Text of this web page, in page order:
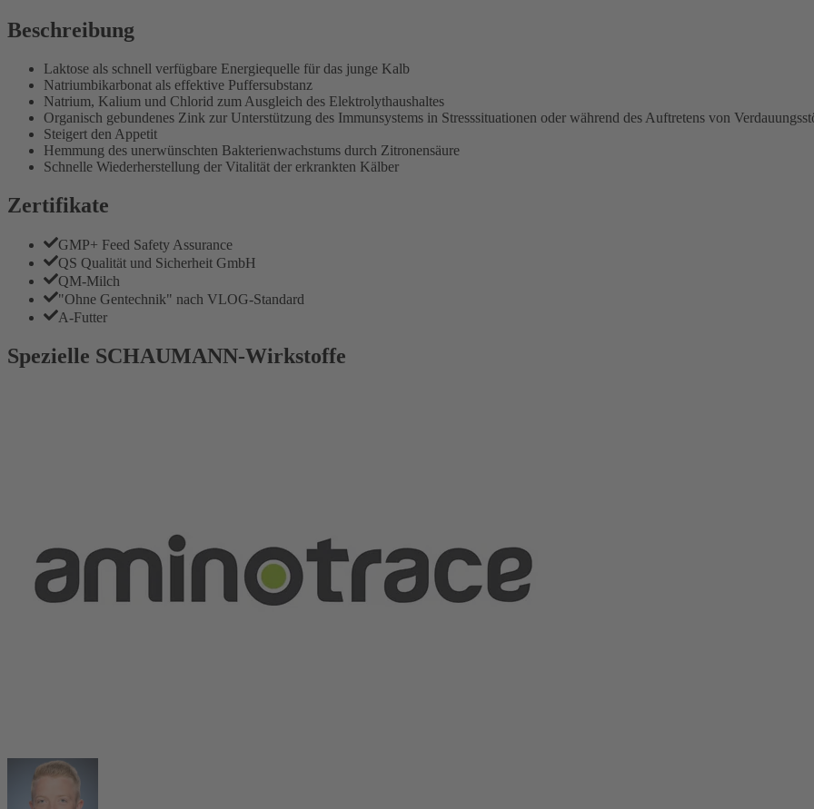
Beschreibung
Laktose als schnell verfügbare Energiequelle für das junge Kalb
Natriumbikarbonat als effektive Puffersubstanz
Natrium, Kalium und Chlorid zum Ausgleich des Elektrolythaushaltes
Organisch gebundenes Zink zur Unterstützung des Immunsystems in Stresssituationen oder während des Auftretens von
Steigert den Appetit
Hemmung des unerwünschten Bakterienwachstums durch Zitronensäure
Schnelle Wiederherstellung der Vitalität der erkrankten Kälber
Zertifikate
GMP+ Feed Safety Assurance
QS Qualität und Sicherheit GmbH
QM-Milch
"Ohne Gentechnik" nach VLOG-Standard
A-Futter
Spezielle SCHAUMANN-Wirkstoffe